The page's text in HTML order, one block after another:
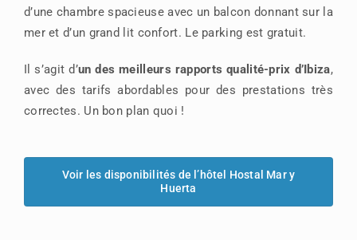
d’une chambre spacieuse avec un balcon donnant sur la
mer et d’un grand lit confort. Le parking est gratuit.
Il s’agit d’un des meilleurs rapports qualité-prix d’Ibiza,
avec des tarifs abordables pour des prestations très
correctes. Un bon plan quoi !
Voir les disponibilités de l’hôtel Hostal Mar y
Huerta